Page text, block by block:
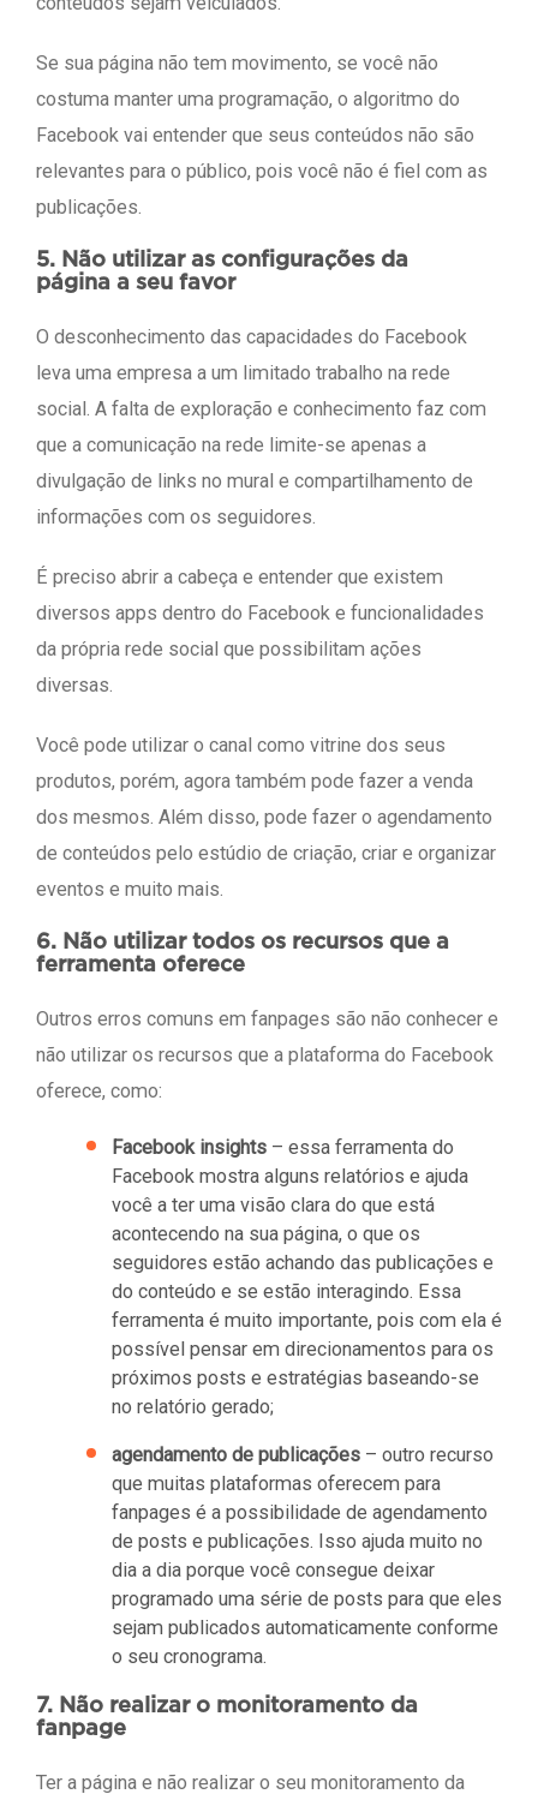
Se sua página não tem movimento, se você não
costuma manter uma programação, o algoritmo do
Facebook vai entender que seus conteúdos não são
relevantes para o público, pois você não é fiel com as
publicações.
5. Não utilizar as configurações da
página a seu favor
O desconhecimento das capacidades do Facebook
leva uma empresa a um limitado trabalho na rede
social. A falta de exploração e conhecimento faz com
que a comunicação na rede limite-se apenas a
divulgação de links no mural e compartilhamento de
informações com os seguidores.
É preciso abrir a cabeça e entender que existem
diversos apps dentro do Facebook e funcionalidades
da própria rede social que possibilitam ações
diversas.
Você pode utilizar o canal como vitrine dos seus
produtos, porém, agora também pode fazer a venda
dos mesmos. Além disso, pode fazer o agendamento
de conteúdos pelo estúdio de criação, criar e organizar
eventos e muito mais.
6. Não utilizar todos os recursos que a
ferramenta oferece
Outros erros comuns em fanpages são não conhecer e
não utilizar os recursos que a plataforma do Facebook
oferece, como:
Facebook insights – essa ferramenta do
Facebook mostra alguns relatórios e ajuda
você a ter uma visão clara do que está
acontecendo na sua página, o que os
seguidores estão achando das publicações e
do conteúdo e se estão interagindo. Essa
ferramenta é muito importante, pois com ela é
possível pensar em direcionamentos para os
próximos posts e estratégias baseando-se
no relatório gerado;
agendamento de publicações – outro recurso
que muitas plataformas oferecem para
fanpages é a possibilidade de agendamento
de posts e publicações. Isso ajuda muito no
dia a dia porque você consegue deixar
programado uma série de posts para que eles
sejam publicados automaticamente conforme
o seu cronograma.
7. Não realizar o monitoramento da
fanpage
Ter a página e não realizar o seu monitoramento da